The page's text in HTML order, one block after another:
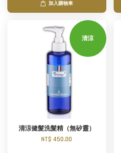
加入購物車
清涼
清涼健髮洗髮精（無矽靈）
NT$ 450.00